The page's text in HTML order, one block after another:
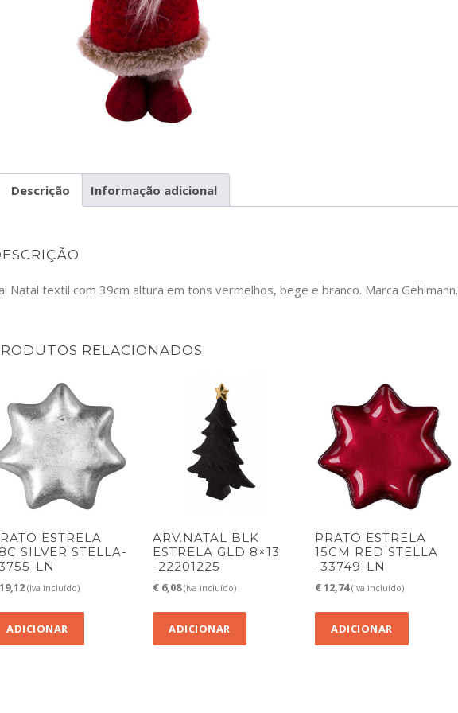
Descrição Informação adicional
Natal textil com 39cm altura em tons vermelhos, bege e branco. Marca Gehlmann.
RELACIONADOS
ESTRELA
SILVER STELLA-
LN
19,12 (Iva incluído)
ADICIONAR
ARV.NATAL BLK
ESTRELA GLD 8×13
-22201225
€ 6,08 (Iva incluído)
ADICIONAR
PRATO ESTRELA
15CM RED STELLA
-33749-LN
€12,74 (Iva incluído)
ADICIONAR